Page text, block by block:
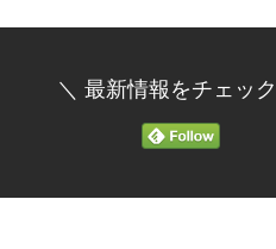
＼ 最新情報をチェッ